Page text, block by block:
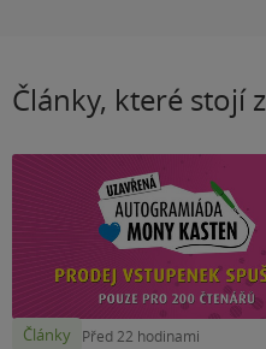
Články, které stojí
Články Před 22 hodinami